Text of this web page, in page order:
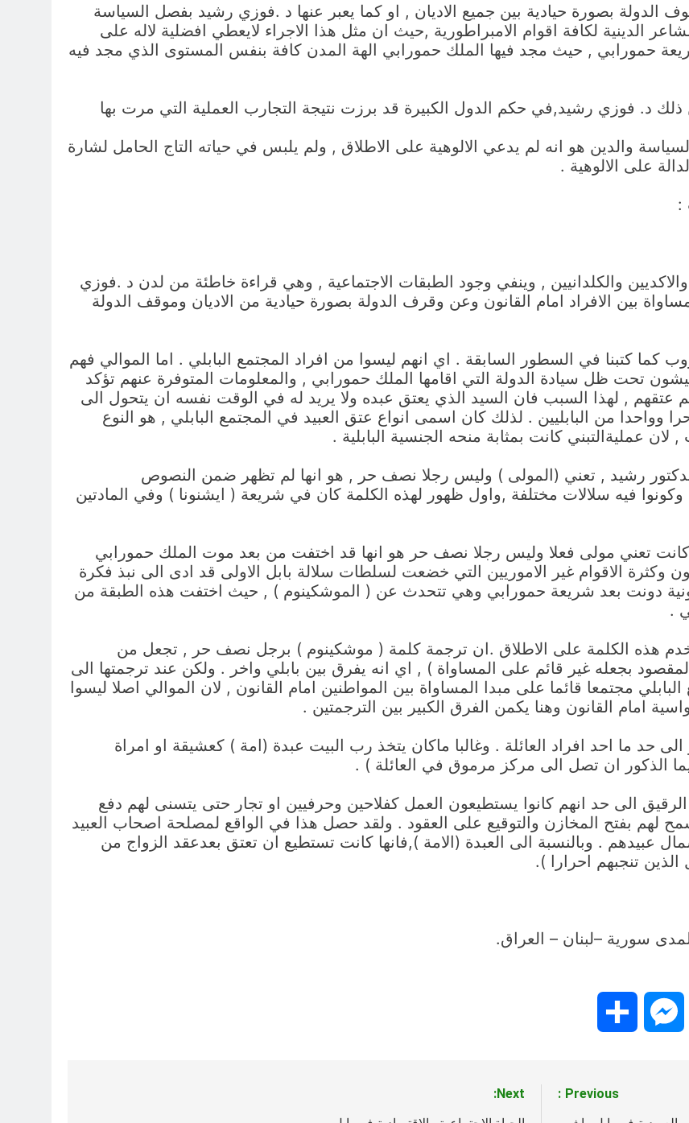
الدولة بصورة حيادية بين جميع الاديان , او كما يعبر عنها د .فوزي رشيد بفصل السياسة
الدينية لكافة اقوام الامبراطورية ,حيث ان مثل هذا الاجراء لايعطي افضلية لاله على
حمورابي , حيث مجد فيها الملك حمورابي الهة المدن كافة بنفس المستوى الذي مجد فيه
د. فوزي رشيد,في حكم الدول الكبيرة قد برزت نتيجة التجارب العملية التي مرت بها
والدين هو انه لم يدعي الالوهية على الاطلاق , ولم يلبس في حياته التاج الحامل لشارة
على الالوهية .
:
والكلدانيين , وينفي وجود الطبقات الاجتماعية , وهي قراءة خاطئة من لدن د .فوزي
بين الافراد امام القانون وعن وقرف الدولة بصورة حيادية من الاديان وموقف الدولة
كتبنا في السطور السابقة . اي انهم ليسوا من افراد المجتمع البابلي . اما الموالي فهم
تحت ظل سيادة الدولة التي اقامها الملك حمورابي , والمعلومات المتوفرة عنهم تؤكد
عتقهم , لهذا السبب فان السيد الذي يعتق عبده ولا يريد له في الوقت نفسه ان يتحول الى
وواحدا من البابليين . لذلك كان اسمى انواع عتق العبيد في المجتمع البابلي , هو النوع
عمليةالتبني كانت بمثابة منحه الجنسية البابلية .
رشيد , تعني (المولى ) وليس رجلا نصف حر , هو انها لم تظهر ضمن النصوص
وكونوا فيه سلالات مختلفة ,واول ظهور لهذه الكلمة كان في شريعة ( ايشنونا ) وفي المادتين
كانت تعني مولى فعلا وليس رجلا نصف حر هو انها قد اختفت من بعد موت الملك حمورابي
وكثرة الاقوام غير الاموريين التي خضعت لسلطات سلالة بابل الاولى قد ادى الى نبذ فكرة
دونت بعد شريعة حمورابي وهي تتحدث عن ( الموشكينوم ) , حيث اختفت هذه الطبقة من
.
هذه الكلمة على الاطلاق .ان ترجمة كلمة ( موشكينوم ) برجل نصف حر , تجعل من
بجعله غير قائم على المساواة ) , اي انه يفرق بين بابلي واخر . ولكن عند ترجمتها الى
مجتمعا قائما على مبدا المساواة بين المواطنين امام القانون , لان الموالي اصلا ليسوا
امام القانون وهنا يكمن الفرق الكبير بين الترجمتين .
حد ما احد افراد العائلة . وغالبا ماكان يتخذ رب البيت عبدة (امة ) كعشيقة او امراة
الذكور ان تصل الى مركز مرموق في العائلة ) .
الى حد انهم كانوا يستطيعون العمل كفلاحين وحرفيين او تجار حتى يتسنى لهم دفع
لهم بفتح المخازن والتوقيع على العقود . ولقد حصل هذا في الواقع لمصلحة اصحاب العبيد
عبيدهم . وبالنسبة الى العبدة (الامة ),فانها كانت تستطيع ان تعتق بعدعقد الزواج من
تنجبهم احرارا ).
Messenger
Previous:
Next: